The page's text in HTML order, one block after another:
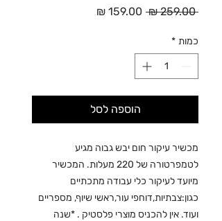
‏259.00 ‏₪
מחיר
כמות *
הוספה לסל
מכשיר עיקור חום יבש גבוה מגיע
לטמפרטורה של 220 מעלות. המכשיר
מיועד לעיקור כלי עבודה מתכתיים
כגון:צבתיות,דוחפי עור,ראשי שיוף, מספריים
ועוד. אין להכניס מוצרי פלסטיק . *שנה